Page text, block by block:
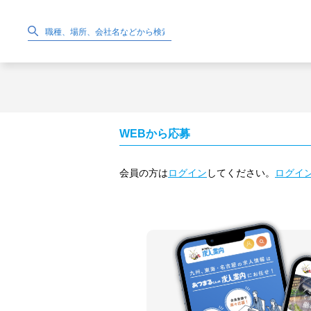
WEBから応募
会員の方はログイン してください。 ログイ